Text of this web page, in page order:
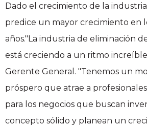
Dado el crecimiento de la
predice un mayor crecimiento en
años."La industria de eliminación
está creciendo a un ritmo
Gerente General. "Tenemos un
próspero que atrae a
para los negocios que buscan
concepto sólido y planean un